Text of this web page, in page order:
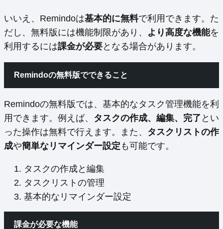
いいえ、Remindoは基本的に無料で利用できます。た
だし、無料版には機能制限があり、 より高度な機能を
利用するには課金が必要となる場合があります。
Remindoの無料版でできること
Remindoの無料版では、基本的なタスク管理機能を利
用できます。例えば、 タスクの作成、編集、完了 とい
った操作は無料で行えます。また、 タスクリストの作
成や簡単なリマインダー設定 も可能です。
タスクの作成と編集
タスクリストの管理
基本的なリマインダー設定
課金が必要な機能